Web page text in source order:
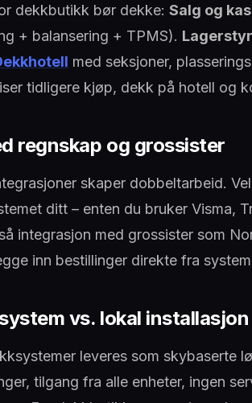
dekkbutikk bør dekke: Salg og
+ balansering + TPMS).
med seksjoner,
tidligere kjøp, dekk på hotell og
regnskap og grossister
skaper dobbeltarbeid.
ditt – enten du bruker Visma,
integrasjon med grossister som
inn bestillinger direkte fra
vs. lokal installasjon
leveres som skybaserte
tilgang fra alle enheter, ingen